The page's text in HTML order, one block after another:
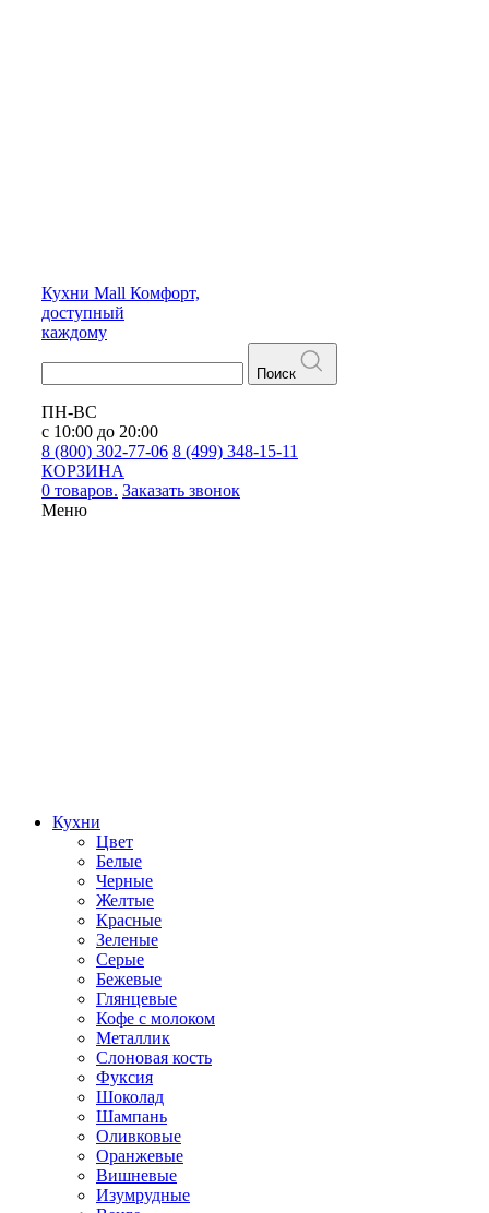
Кухни Mall Комфорт,
доступный
каждому
Поиск
ПН-ВС
с 10:00 до 20:00
8 (800) 302-77-06 8 (499) 348-15-11
КОРЗИНА
0 товаров. Заказать звонок
Меню
Кухни
Цвет
Белые
Черные
Желтые
Красные
Зеленые
Серые
Бежевые
Глянцевые
Кофе с молоком
Металлик
Слоновая кость
Фуксия
Шоколад
Шампань
Оливковые
Оранжевые
Вишневые
Изумрудные